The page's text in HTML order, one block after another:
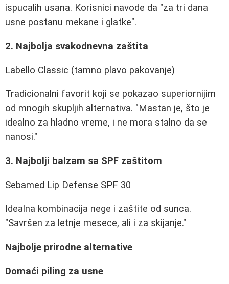
ispucalih usana. Korisnici navode da "za tri dana
usne postanu mekane i glatke".
2. Najbolja svakodnevna zaštita
Labello Classic (tamno plavo pakovanje)
Tradicionalni favorit koji se pokazao superiornijim
od mnogih skupljih alternativa. "Mastan je, što je
idealno za hladno vreme, i ne mora stalno da se
nanosi."
3. Najbolji balzam sa SPF zaštitom
Sebamed Lip Defense SPF 30
Idealna kombinacija nege i zaštite od sunca.
"Savršen za letnje mesece, ali i za skijanje."
Najbolje prirodne alternative
Domaći piling za usne